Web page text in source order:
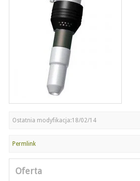
Ostatnia modyfikacja:18/02/14
Permlink
Oferta